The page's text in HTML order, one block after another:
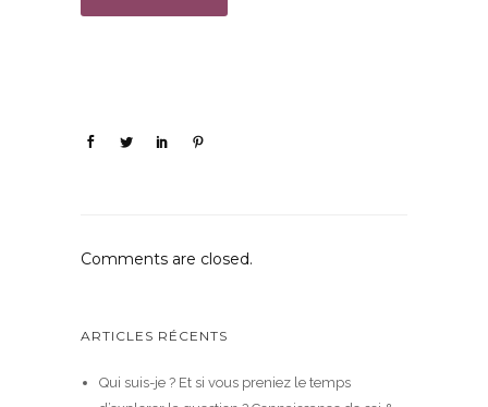
Comments are closed.
ARTICLES RÉCENTS
Qui suis-je ? Et si vous preniez le temps